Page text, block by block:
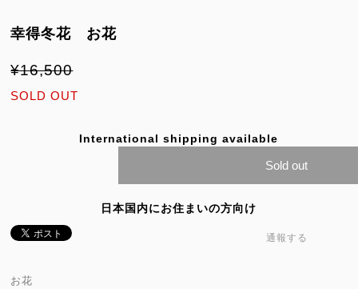
幸得冬花 お花
¥16,500
SOLD OUT
International shipping available
Sold out
日本国内にお住まいの方向け
通報する
お花